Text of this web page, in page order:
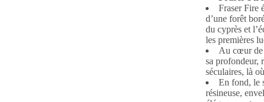
Fraser Fire
d’une forêt
du cyprès et
les premières
Au cœur de
sa profondeur,
séculaires, là
En fond, le
résineuse,